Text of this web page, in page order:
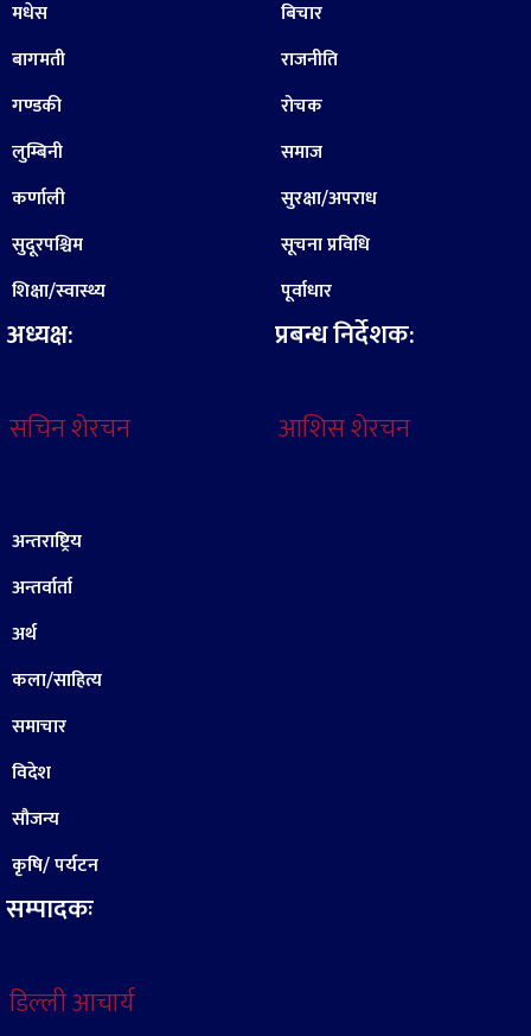
मधेस
बागमती
गण्डकी
लुम्बिनी
कर्णाली
सुदूरपश्चिम
शिक्षा/स्वास्थ्य
अध्यक्ष:
सचिन शेरचन
बिचार
राजनीति
रोचक
समाज
सुरक्षा/अपराध
सूचना प्रविधि
पूर्वाधार
प्रबन्ध निर्देशक:
आशिस शेरचन
अन्तराष्ट्रिय
अन्तर्वार्ता
अर्थ
कला/साहित्य
समाचार
विदेश
सौजन्य
कृषि/ पर्यटन
सम्पादकः
डिल्ली आचार्य